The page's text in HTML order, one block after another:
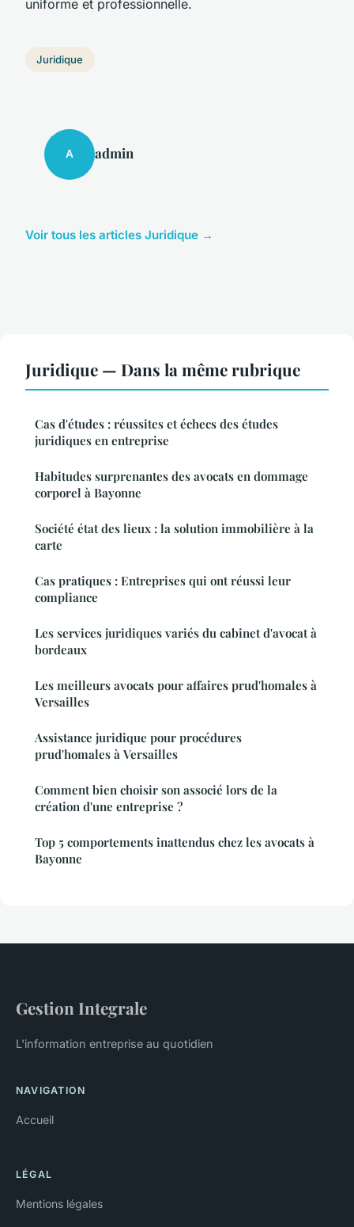
uniforme et professionnelle.
Juridique
A admin
Voir tous les articles Juridique →
Juridique — Dans la même rubrique
Cas d'études : réussites et échecs des études
juridiques en entreprise
Habitudes surprenantes des avocats en dommage
corporel à Bayonne
Société état des lieux : la solution immobilière à la
carte
Cas pratiques : Entreprises qui ont réussi leur
compliance
Les services juridiques variés du cabinet d'avocat à
bordeaux
Les meilleurs avocats pour affaires prud'homales à
Versailles
Assistance juridique pour procédures
prud'homales à Versailles
Comment bien choisir son associé lors de la
création d'une entreprise ?
Top 5 comportements inattendus chez les avocats à
Bayonne
Gestion Integrale
L'information entreprise au quotidien
NAVIGATION
Accueil
LÉGAL
Mentions légales